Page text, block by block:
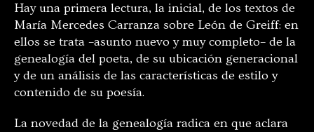
Hay una primera lectura, la inicial, de los textos de
María Mercedes Carranza sobre León de Greiff: en
ellos se trata –asunto nuevo y muy completo– de la
genealogía del poeta, de su ubicación generacional
y de un análisis de las características de estilo y
contenido de su poesía.
La novedad de la genealogía radica en que aclara